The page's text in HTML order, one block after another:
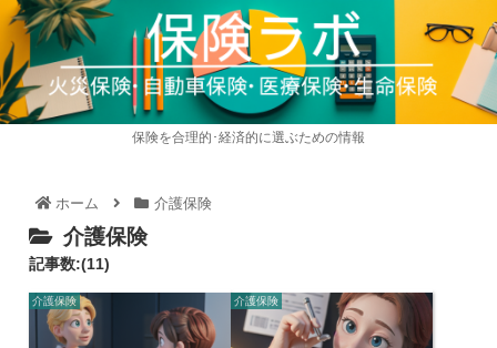
保険を合理的･経済的に選ぶための情報
ホーム 介護保険
介護保険
記事数:(11)
介護保険 介護保険